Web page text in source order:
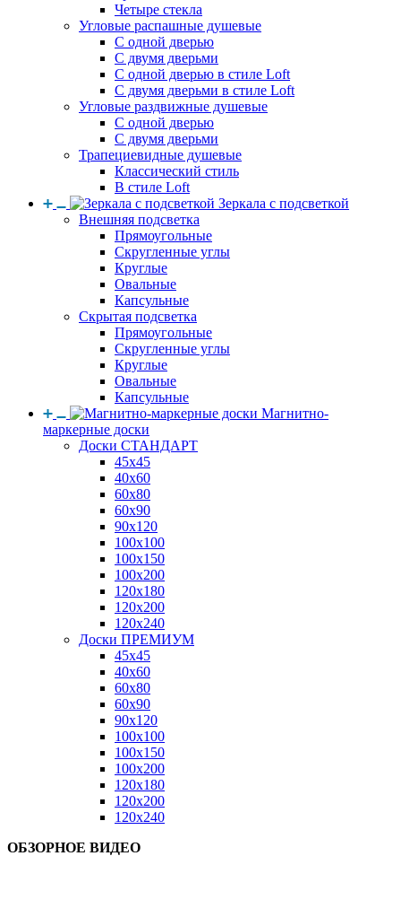
Четыре стекла
Угловые распашные душевые
С одной дверью
С двумя дверьми
С одной дверью в стиле Loft
С двумя дверьми в стиле Loft
Угловые раздвижные душевые
С одной дверью
С двумя дверьми
Трапециевидные душевые
Классический стиль
В стиле Loft
Зеркала с подсветкой
Внешняя подсветка
Прямоугольные
Скругленные углы
Круглые
Овальные
Капсульные
Скрытая подсветка
Прямоугольные
Скругленные углы
Круглые
Овальные
Капсульные
Магнитно-
маркерные доски
Доски СТАНДАРТ
45x45
40x60
60x80
60x90
90x120
100x100
100x150
100x200
120x180
120x200
120x240
Доски ПРЕМИУМ
45x45
40x60
60x80
60x90
90x120
100x100
100x150
100x200
120x180
120x200
120x240
ОБЗОРНОЕ ВИДЕО